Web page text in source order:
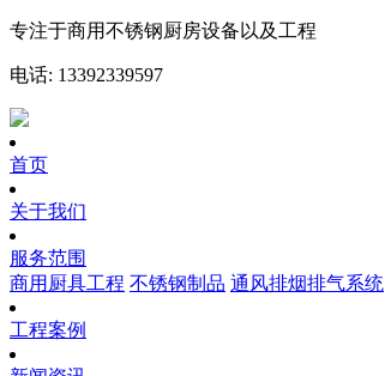
专注于商用不锈钢厨房设备以及工程
电话: 13392339597
首页
关于我们
服务范围
商用厨具工程 不锈钢制品 通风排烟排气系统
工程案例